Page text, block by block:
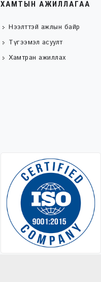
ХАМТЫН АЖИЛЛАГАА
Нээлттэй ажлын байр
Түгээмэл асуулт
Хамтран ажиллах